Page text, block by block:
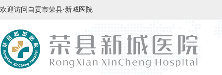
欢迎访问自贡市荣县·新城医院